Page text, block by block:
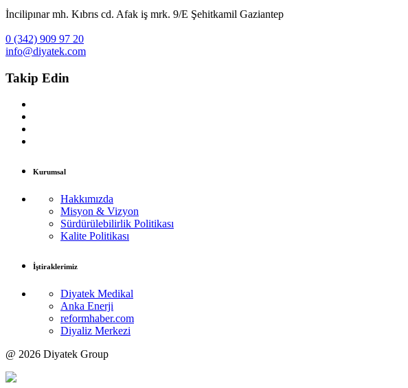
İncilipınar mh. Kıbrıs cd. Afak iş mrk. 9/E Şehitkamil Gaziantep
0 (342) 909 97 20
info@diyatek.com
Takip Edin
Kurumsal
Hakkımızda
Misyon & Vizyon
Sürdürülebilirlik Politikası
Kalite Politikası
İştiraklerimiz
Diyatek Medikal
Anka Enerji
reformhaber.com
Diyaliz Merkezi
@ 2026 Diyatek Group